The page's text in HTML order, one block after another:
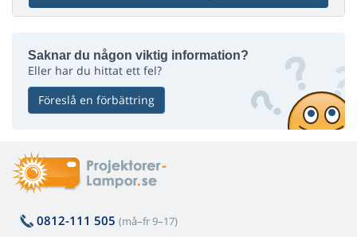
Saknar du någon viktig information?
Eller har du hittat ett fel?
Föreslå en förbättring
0812-111 505 (må–fr 9–17)